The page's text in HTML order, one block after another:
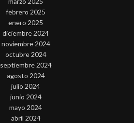
febrero 2025
enero 2025
diciembre 2024
noviembre 2024
octubre 2024
septiembre 2024
agosto 2024
julio 2024
junio 2024
mayo 2024
abril 2024